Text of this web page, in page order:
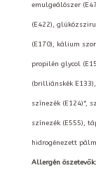
emulgeálószer
(E422),
(E170), kálium
propilén glycol
(brilliánskék
színezék (E124)*,
színezék (E555),
hidrogénezett
Allergén